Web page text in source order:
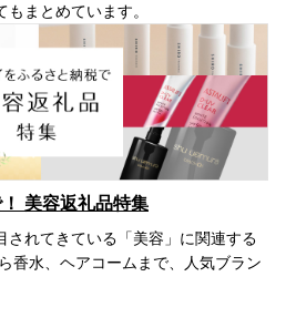
まとめています。
美容返礼品特集
されてきている「美容」に関連する
香水、ヘアコームまで、人気ブラン